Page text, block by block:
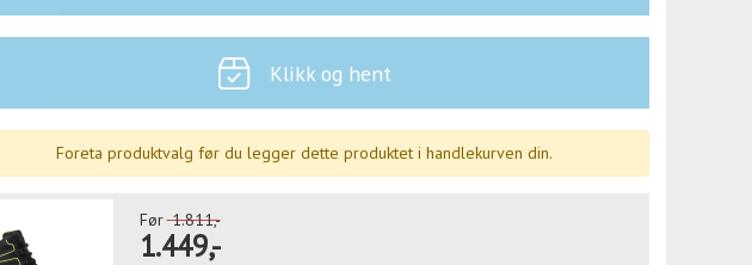
Klikk og hent
Foreta produktvalg før du legger dette produktet i handlekurven din.
Før 1.811,-
1.449,-